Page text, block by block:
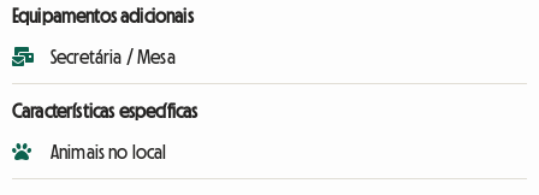
Equipamentos adicionais
Secretária / Mesa
Características específicas
Animais no local